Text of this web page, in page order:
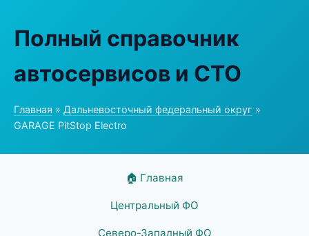
Полный справочник
автосервисов и СТО
Главная » Дальневосточный федеральный округ »
GARAGE PitStop Electro
🏠 Главная
Центральный ФО
Северо-Западный ФО